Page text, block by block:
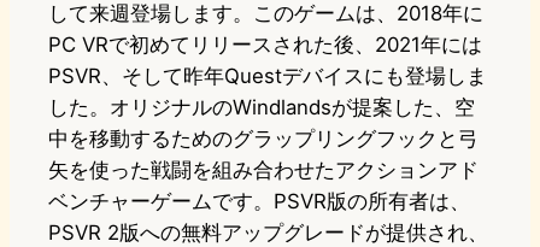
して来週登場します。このゲームは、2018年に
PC VRで初めてリリースされた後、2021年には
PSVR、そして昨年Questデバイスにも登場しま
した。オリジナルのWindlandsが提案した、空
中を移動するためのグラップリングフックと弓
矢を使った戦闘を組み合わせたアクションアド
ベンチャーゲームです。PSVR版の所有者は、
PSVR 2版への無料アップグレードが提供され、